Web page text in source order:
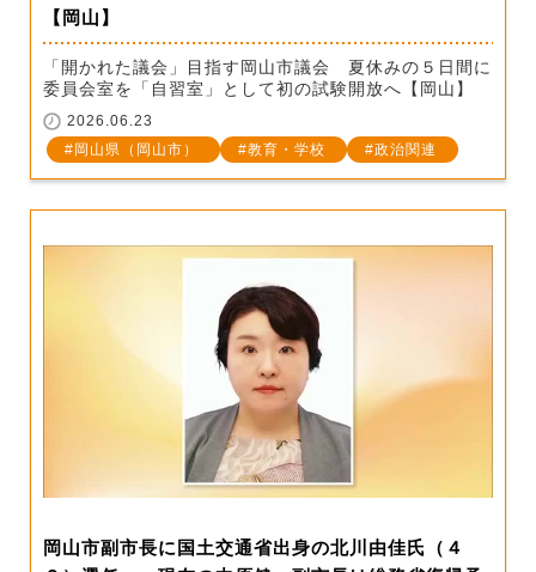
【岡山】
「開かれた議会」目指す岡山市議会 夏休みの５日間に
委員会室を「自習室」として初の試験開放へ【岡山】
2026.06.23
岡山県（岡山市）
教育・学校 政治関連
岡山市副市長に国土交通省出身の北川由佳氏（４